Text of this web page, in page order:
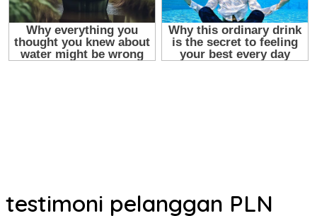
testimoni pelanggan PLN